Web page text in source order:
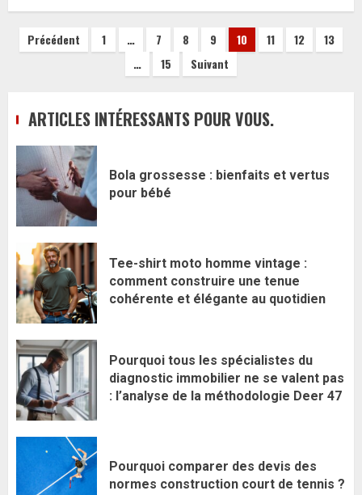
Pagination
publications
Précédent 1 … 7 8 9 10 11 12
13
…
15 Suivant
ARTICLES INTÉRESSANTS POUR VOUS.
Bola grossesse : bienfaits et vertus
pour bébé
Tee-shirt moto homme vintage :
comment construire une tenue
cohérente et élégante au quotidien
Pourquoi tous les spécialistes du
diagnostic immobilier ne se valent pas
: l’analyse de la méthodologie Deer 47
Pourquoi comparer des devis des
normes construction court de tennis ?